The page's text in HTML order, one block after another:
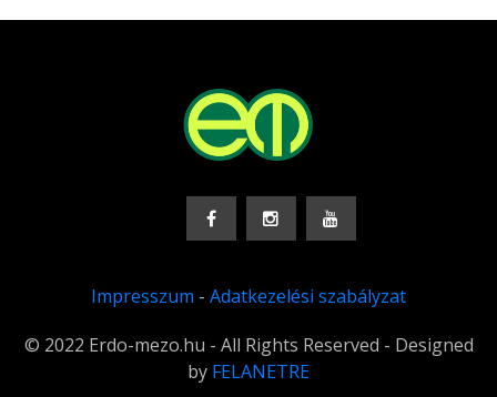
Impresszum - Adatkezelési szabályzat
© 2022 Erdo-mezo.hu - All Rights Reserved - Designed
by FELANETRE